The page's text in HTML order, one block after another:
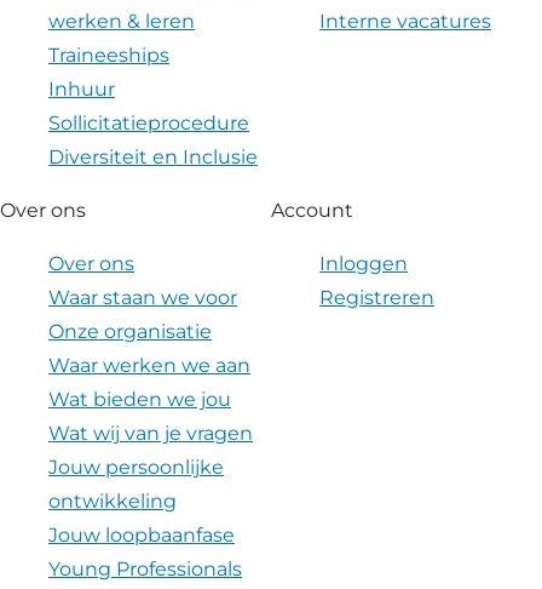
werken & leren
Traineeships
Inhuur
Sollicitatieprocedure
Diversiteit en Inclusie
Interne vacatures
Over ons
Over ons
Waar staan we voor
Onze organisatie
Waar werken we aan
Wat bieden we jou
Wat wij van je vragen
Jouw persoonlijke
ontwikkeling
Jouw loopbaanfase
Young Professionals
Account
Inloggen
Registreren